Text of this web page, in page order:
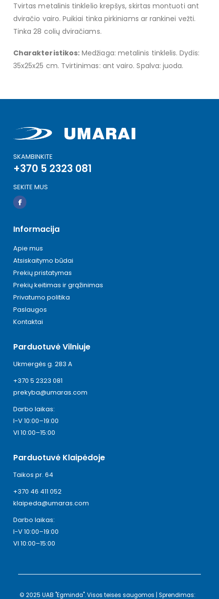
Tvirtas metalinis tinklelio krepšys, skirtas montuoti ant
dviračio vairo. Puikiai tinka pirkiniams ar rankinei vežti.
Tinka 28 colių dviračiams.
Charakteristikos: Medžiaga: metalinis tinklelis. Dydis:
35x25x25 cm. Tvirtinimas: ant vairo. Spalva: juoda.
SKAMBINKITE
+370 5 2323 081
SEKITE MUS
Informacija
Apie mus
Atsiskaitymo būdai
Prekių pristatymas
Prekių keitimas ir grąžinimas
Privatumo politika
Paslaugos
Kontaktai
Parduotuvė Vilniuje
Ukmergės g. 283 A
+370 5 2323 081
prekyba@umaras.com
Darbo laikas:
I-V 10:00–19:00
VI 10:00–15:00
Parduotuvė Klaipėdoje
Taikos pr. 64
+370 46 411 052
klaipeda@umaras.com
Darbo laikas:
I-V 10:00–19:00
VI 10:00–15:00
© 2025 UAB "Egminda". Visos teisės saugomos | Sprendimas: